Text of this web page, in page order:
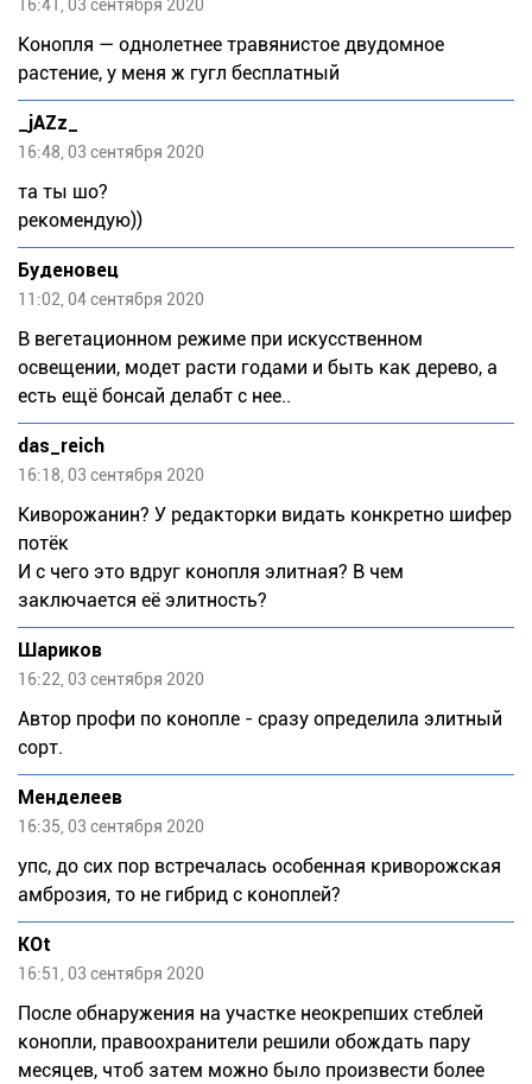
16:41, 03 сентября 2020
Конопля — однолетнее травянистое двудомное
растение, у меня ж гугл бесплатный
_jAZz_
16:48, 03 сентября 2020
та ты шо?
рекомендую))
Буденовец
11:02, 04 сентября 2020
В вегетационном режиме при искусственном
освещении, модет расти годами и быть как дерево, а
есть ещё бонсай делабт с нее..
das_reich
16:18, 03 сентября 2020
Киворожанин? У редакторки видать конкретно шифер
потёк
И с чего это вдруг конопля элитная? В чем
заключается её элитность?
Шариков
16:22, 03 сентября 2020
Автор профи по конопле - сразу определила элитный
сорт.
Meндeлeeв
16:35, 03 сентября 2020
упс, до сих пор встречалась особенная криворожская
амброзия, то не гибрид с коноплей?
KOt
16:51, 03 сентября 2020
После обнаружения на участке неокрепших стеблей
конопли, правоохранители решили обождать пару
месяцев, чтоб затем можно было произвести более